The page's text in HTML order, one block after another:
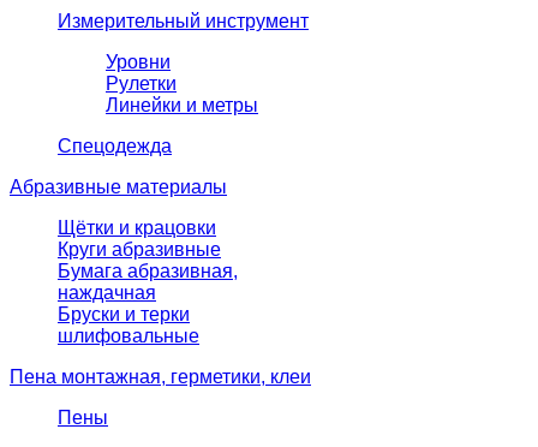
Измерительный инструмент
Уровни
Рулетки
Линейки и метры
Спецодежда
Абразивные материалы
Щётки и крацовки
Круги абразивные
Бумага абразивная,
наждачная
Бруски и терки
шлифовальные
Пена монтажная, герметики, клеи
Пены